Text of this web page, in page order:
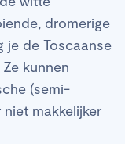
dromerige
je de Toscaanse
kunnen
(semi-
makkelijker